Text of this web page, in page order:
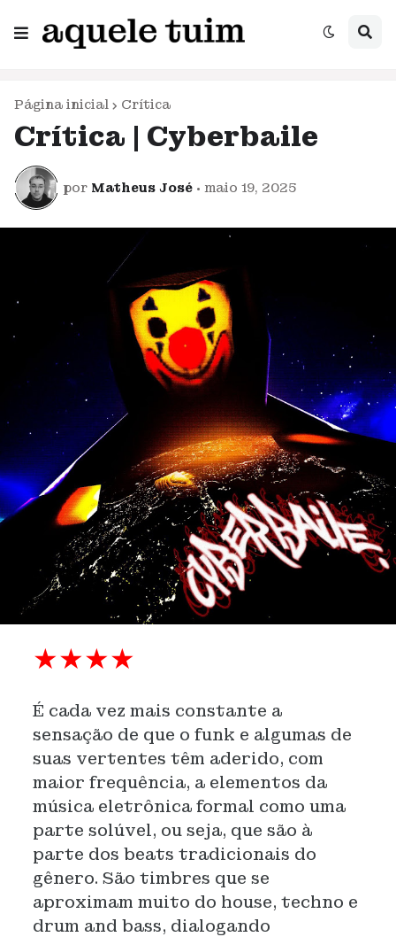
Página inicial Crítica
Crítica | Cyberbaile
por Matheus José • maio 19, 2025
★★★★
É cada vez mais constante a
sensação de que o funk e algumas de
suas vertentes têm aderido, com
maior frequência, a elementos da
música eletrônica formal como uma
parte solúvel, ou seja, que são à
parte dos beats tradicionais do
gênero. São timbres que se
aproximam muito do house, techno e
drum and bass, dialogando